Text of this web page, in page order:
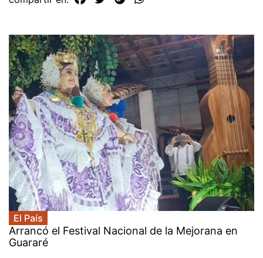
El País
Arrancó el Festival Nacional de la Mejorana en
Guararé